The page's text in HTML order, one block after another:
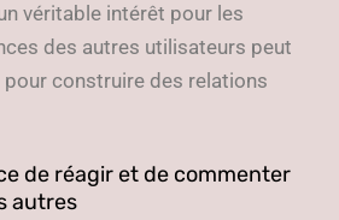
véritable intérêt pour les
des autres utilisateurs peut
construire des relations
de réagir et de commenter
autres